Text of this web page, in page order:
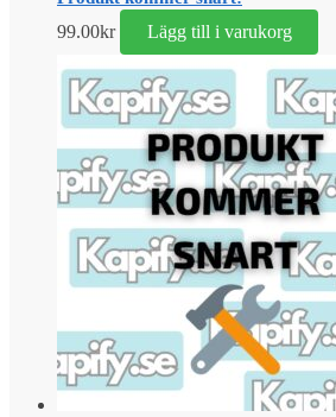
99.00kr Lägg till i varukorg